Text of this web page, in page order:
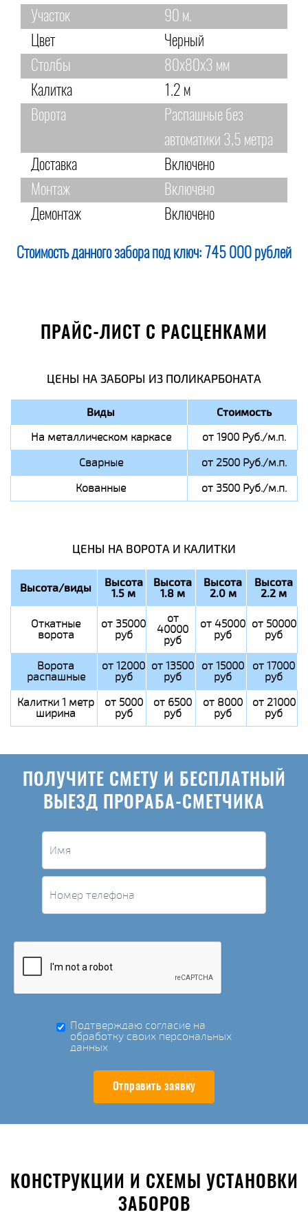
Участок
90 м.
Цвет
Черный
Столбы
80х80х3 мм
Калитка
1.2 м
Ворота
Распашные без
автоматики 3,5 метра
Доставка
Включено
Монтаж
Включено
Демонтаж
Включено
Стоимость данного забора под ключ: 745 000 рублей
ПРАЙС-ЛИСТ С РАСЦЕНКАМИ
ЦЕНЫ НА ЗАБОРЫ ИЗ ПОЛИКАРБОНАТА
Виды Стоимость
На металлическом каркасе
от 1900 Руб./м.п.
Сварные
от 2500 Руб./м.п.
Кованные
от 3500 Руб./м.п.
ЦЕНЫ НА ВОРОТА И КАЛИТКИ
Высота/виды Высота
1.5 м
Высота
1.8 м
Высота
2.0 м
Высота
2.2 м
Откатные
ворота
от 35000
руб
от
40000
руб
от 45000
руб
от 50000
руб
Ворота
распашные
от 12000
руб
от 13500
руб
от 15000
руб
от 17000
руб
Калитки 1 метр
ширина
от 5000
руб
от 6500
руб
от 8000
руб
от 21000
руб
ПОЛУЧИТЕ СМЕТУ И БЕСПЛАТНЫЙ
ВЫЕЗД ПРОРАБА-СМЕТЧИКА
Подтверждаю согласие на
обработку своих персональных
данных
Отправить заявку
КОНСТРУКЦИИ И СХЕМЫ УСТАНОВКИ
ЗАБОРОВ